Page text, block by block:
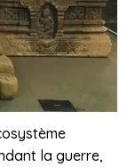
la guerre,